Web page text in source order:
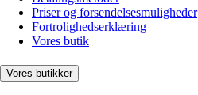
Priser og forsendelsesmuligheder
Fortrolighedserklæring
Vores butik
Vores butikker